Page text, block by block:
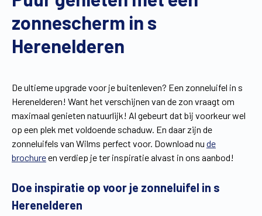
Producten
Extra
Jobs
Wilms World
zonnescherm in s
Herenelderen
De ultieme upgrade voor je buitenleven? Een zonneluifel in s
Herenelderen! Want het verschijnen van de zon vraagt om
maximaal genieten natuurlijk! Al gebeurt dat bij voorkeur wel
op een plek met voldoende schaduw. En daar zijn de
zonneluifels van Wilms perfect voor. Download nu de
brochureen verdiep je ter inspiratie alvast in ons aanbod!
Doe inspiratie op voor je zonneluifel in s
Herenelderen